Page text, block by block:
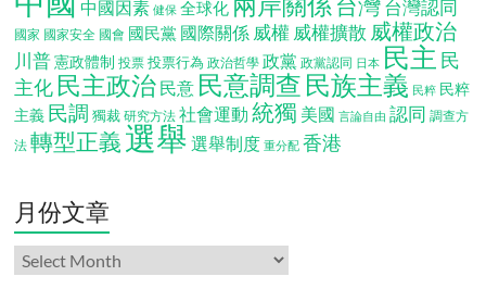
中國因素 健保 全球化 台灣認同
國家 國家安全 國會 國民黨 國際關係 威權 威權擴散 威權政治
川普 憲政體制 投票 投票行為 政治哲學 政黨 政黨認同 日本 民主 民
主化 民主政治 民意 民意調查 民族主義 民粹 民粹
主義 民調 獨裁 研究方法 社會運動 統獨 美國 言論自由 認同 調查方
法 轉型正義 選舉 選舉制度 重分配 香港
月份文章
月
份